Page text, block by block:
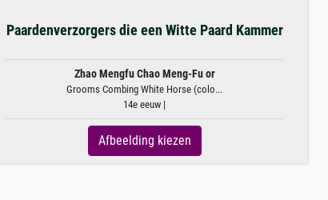
Paardenverzorgers die een Witte Paard Kammer
Zhao Mengfu Chao Meng-Fu or
Grooms Combing White Horse (colo...
14e eeuw |
Afbeelding kiezen